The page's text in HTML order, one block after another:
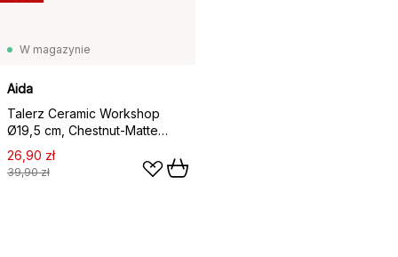
W magazynie
Aida
Talerz Ceramic Workshop
Ø19,5 cm, Chestnut-Matte
brown (brąz)
26,90 zł
39,90 zł